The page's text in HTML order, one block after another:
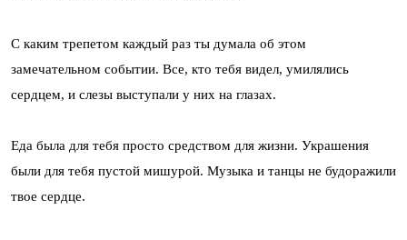
С каким трепетом каждый раз ты думала об этом
замечательном событии. Все, кто тебя видел, умилялись
сердцем, и слезы выступали у них на глазах.
Еда была для тебя просто средством для жизни. Украшения
были для тебя пустой мишурой. Музыка и танцы не будоражили
твое сердце.